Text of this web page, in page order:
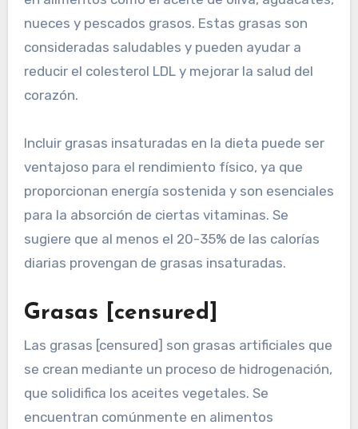
nueces y pescados grasos. Estas grasas son
consideradas saludables y pueden ayudar a
reducir el colesterol LDL y mejorar la salud del
corazón.
Incluir grasas insaturadas en la dieta puede ser
ventajoso para el rendimiento físico, ya que
proporcionan energía sostenida y son esenciales
para la absorción de ciertas vitaminas. Se
sugiere que al menos el 20-35% de las calorías
diarias provengan de grasas insaturadas.
Grasas [censured]
Las grasas [censured] son grasas artificiales que
se crean mediante un proceso de hidrogenación,
que solidifica los aceites vegetales. Se
encuentran comúnmente en alimentos